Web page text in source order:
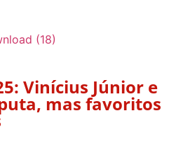
Vinícius Júnior e
mas favoritos